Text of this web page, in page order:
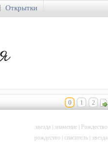
0 1 2
звезда | знамение | Рождество
рождество |спаситель | звезда
Открытки